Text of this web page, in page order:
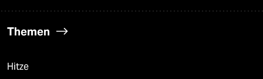
Themen
Hitze